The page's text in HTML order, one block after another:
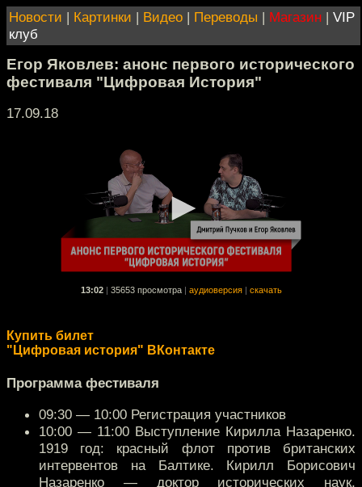
Новости | Картинки | Видео | Переводы | Магазин | VIP
клуб
Егор Яковлев: анонс первого исторического
фестиваля "Цифровая История"
17.09.18
13:02 35653 просмотра аудиоверсия скачать
Купить билет
"Цифровая история" ВКонтакте
Программа фестиваля
09:30 — 10:00 Регистрация участников
10:00 — 11:00 Выступление Кирилла Назаренко.
1919 год: красный флот против британских
интервентов на Балтике. Кирилл Борисович
Назаренко — доктор исторических наук,